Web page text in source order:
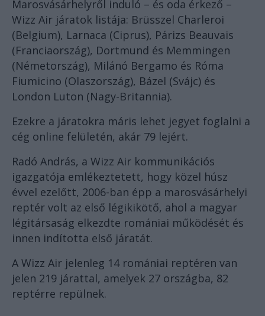
Marosvásárhelyről induló – és oda érkező –
Wizz Air járatok listája: Brüsszel Charleroi
(Belgium), Larnaca (Ciprus), Párizs Beauvais
(Franciaország), Dortmund és Memmingen
(Németország), Milánó Bergamo és Róma
Fiumicino (Olaszország), Bázel (Svájc) és
London Luton (Nagy-Britannia).
Ezekre a járatokra máris lehet jegyet foglalni a
cég online felületén, akár 79 lejért.
Radó András, a Wizz Air kommunikációs
igazgatója emlékeztetett, hogy közel húsz
évvel ezelőtt, 2006-ban épp a marosvásárhelyi
reptér volt az első légikikötő, ahol a magyar
légitársaság elkezdte romániai működését és
innen indította első járatát.
A Wizz Air jelenleg 14 romániai reptéren van
jelen 219 járattal, amelyek 27 országba, 82
reptérre repülnek.